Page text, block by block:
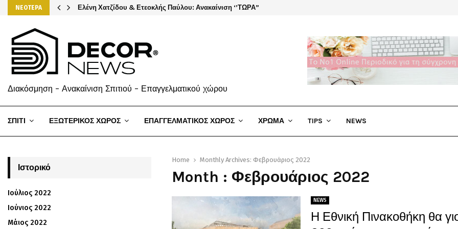
ΝΕΟΤΕΡΑ Ελένη Χατζίδου & Ετεοκλής Παύλου: Ανακαίνιση ‘’ΤΩΡΑ”
Διακόσμηση - Ανακαίνιση Σπιτιού - Επαγγελματικού χώρου
ΣΠΙΤΙ ΕΞΩΤΕΡΙΚΟΣ ΧΩΡΟΣ ΕΠΑΓΓΕΛΜΑΤΙΚΟΣ ΧΩΡΟΣ ΧΡΩΜΑ TIPS NEWS
Home Monthly Archives: Φεβρουάριος 2022
Month : Φεβρουάριος 2022
NEWS
Η Εθνική Πινακοθήκη θα
Ιστορικό
Ιούλιος 2022
Ιούνιος 2022
Μάιος 2022